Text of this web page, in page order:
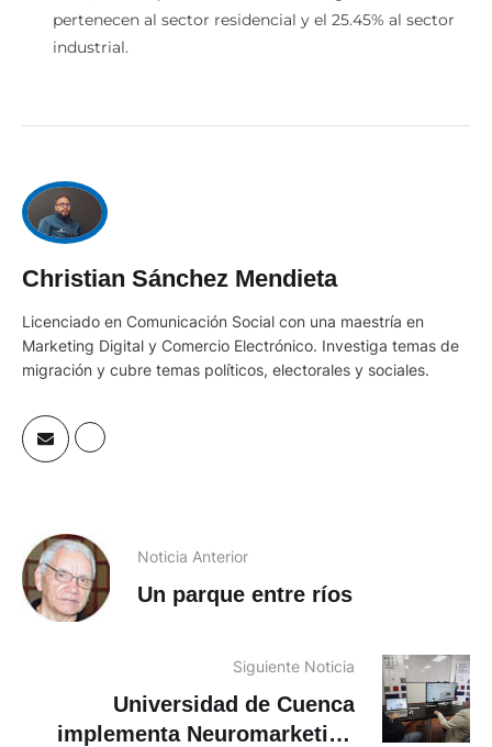
El 32,77% de quienes consumen energía eléctrica
pertenecen al sector residencial y el 25.45% al sector
Licenciado en Comunicación Social con una maestría en
Marketing Digital y Comercio Electrónico. Investiga temas de
Noticia Anterior
Siguiente Noticia
Universidad de Cuenca